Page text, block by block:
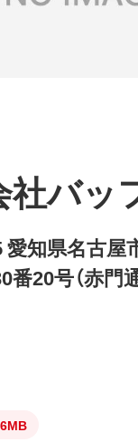
社バッ
愛知県名古屋
番20号（赤門